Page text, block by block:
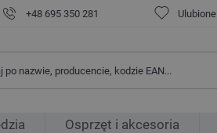
+48 695 350 281 Ulubione
Osprzęt i akcesoria